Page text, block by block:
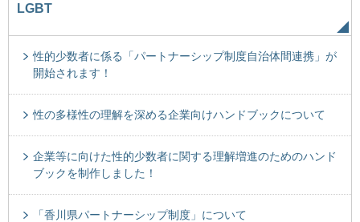
LGBT
性的少数者に係る「パートナーシップ制度自治体間連携」が
開始されます！
性の多様性の理解を深める企業向けハンドブックについて
企業等に向けた性的少数者に関する理解増進のためのハンド
ブックを制作しました！
「香川県パートナーシップ制度」について